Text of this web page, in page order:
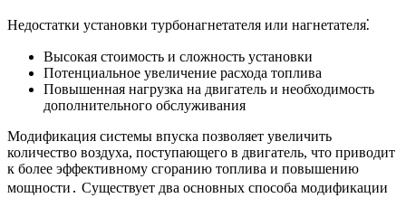
Недостатки установки турбонагнетателя или нагнетателя⁚
Высокая стоимость и сложность установки
Потенциальное увеличение расхода топлива
Повышенная нагрузка на двигатель и необходимость
дополнительного обслуживания
Модификация системы впуска позволяет увеличить
количество воздуха, поступающего в двигатель, что приводит
к более эффективному сгоранию топлива и повышению
мощности․ Существует два основных способа модификации